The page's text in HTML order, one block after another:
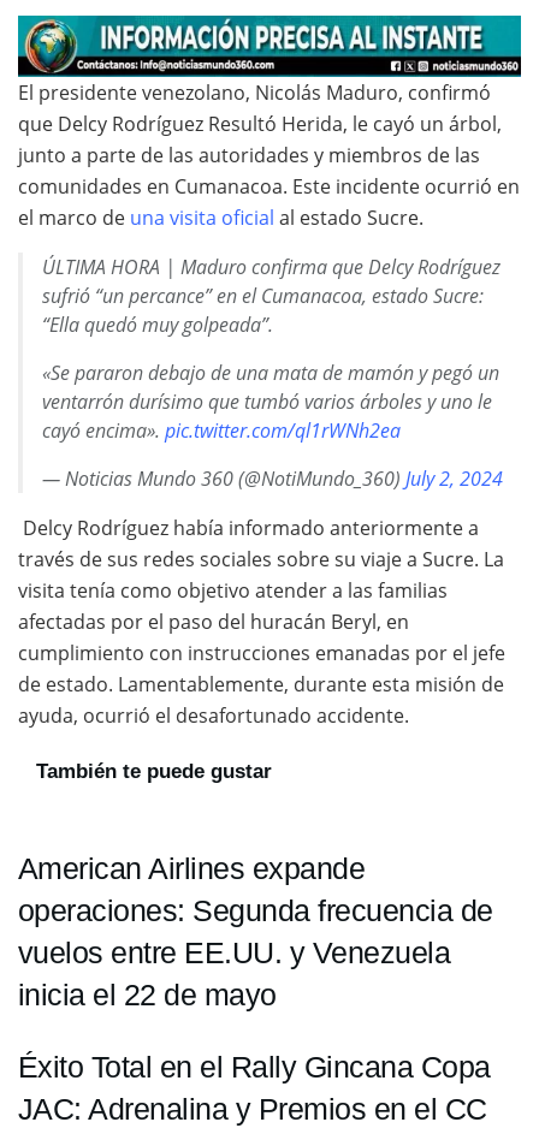
El presidente venezolano, Nicolás Maduro, confirmó
que Delcy Rodríguez Resultó Herida, le cayó un árbol,
junto a parte de las autoridades y miembros de las
comunidades en Cumanacoa. Este incidente ocurrió en
el marco de una visita oficial al estado Sucre.
ÚLTIMA HORA | Maduro confirma que Delcy Rodríguez
sufrió “un percance” en el Cumanacoa, estado Sucre:
“Ella quedó muy golpeada”.
«Se pararon debajo de una mata de mamón y pegó un
ventarrón durísimo que tumbó varios árboles y uno le
cayó encima». pic.twitter.com/ql1rWNh2ea
— Noticias Mundo 360 (@NotiMundo_360) July 2, 2024
Delcy Rodríguez había informado anteriormente a
través de sus redes sociales sobre su viaje a Sucre. La
visita tenía como objetivo atender a las familias
afectadas por el paso del huracán Beryl, en
cumplimiento con instrucciones emanadas por el jefe
de estado. Lamentablemente, durante esta misión de
ayuda, ocurrió el desafortunado accidente.
También te puede gustar
American Airlines expande
operaciones: Segunda frecuencia de
vuelos entre EE.UU. y Venezuela
inicia el 22 de mayo
Éxito Total en el Rally Gincana Copa
JAC: Adrenalina y Premios en el CC